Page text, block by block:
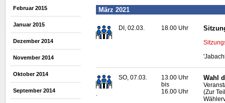
Februar 2015
Januar 2015
Dezember 2014
November 2014
Oktober 2014
September 2014
März 2021
DI, 02.03. 18.00 Uhr
SO, 07.03.
13.00 Uhr
bis
16.00 Uhr
Wahl
(Zur